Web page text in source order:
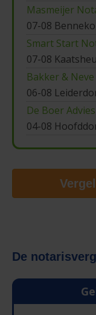
Masmeijer
07-08
Smart Start
07-08
Bakker &
06-08
De Boer
04-08
De